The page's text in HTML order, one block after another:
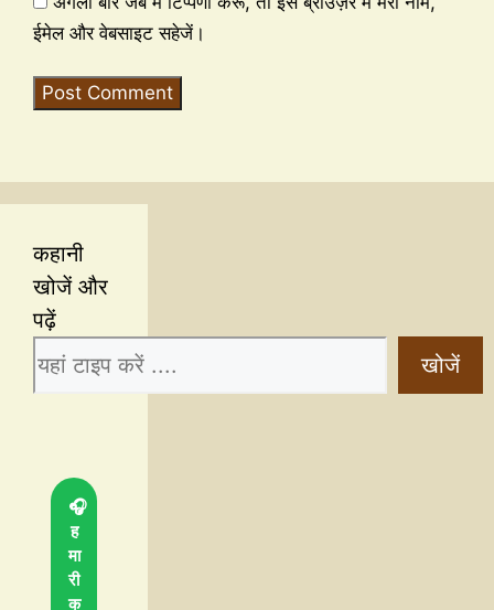
ईमेल और वेबसाइट सहेजें।
कहानी
खोजें और
पढ़ें
खोजें
🎧
ह
मा
री
क